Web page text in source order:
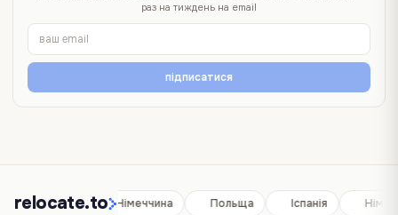
раз на тиждень на email
підписатися
relocate.to
Іспанія Німеччина Польща Іспанія